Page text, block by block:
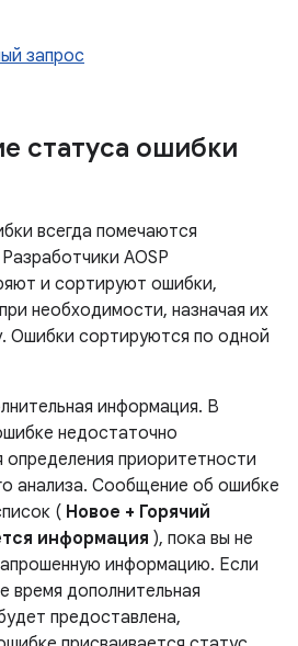
запрос
статуса ошибки
всегда помечаются
Разработчики AOSP
и сортируют ошибки,
необходимости, назначая их
Ошибки сортируются по одной
информация. В
недостаточно
приоритетности
анализа. Сообщение об ошибке
( Новое + Горячий
информация ), пока вы не
информацию. Если
время дополнительная
предоставлена,